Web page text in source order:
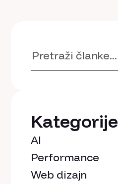
Kategorije
AI
Performance
Web dizajn